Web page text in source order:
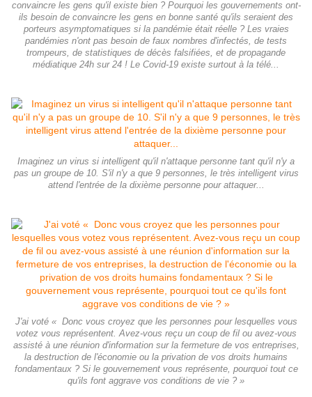
convaincre les gens qu'il existe bien ? Pourquoi les gouvernements ont-
ils besoin de convaincre les gens en bonne santé qu'ils seraient des
porteurs asymptomatiques si la pandémie était réelle ? Les vraies
pandémies n'ont pas besoin de faux nombres d'infectés, de tests
trompeurs, de statistiques de décès falsifiées, et de propagande
médiatique 24h sur 24 ! Le Covid-19 existe surtout à la télé...
Imaginez un virus si intelligent qu'il n'attaque personne tant qu'il n'y a
pas un groupe de 10. S'il n'y a que 9 personnes, le très intelligent virus
attend l'entrée de la dixième personne pour attaquer...
J'ai voté « Donc vous croyez que les personnes pour lesquelles vous
votez vous représentent. Avez-vous reçu un coup de fil ou avez-vous
assisté à une réunion d'information sur la fermeture de vos entreprises,
la destruction de l'économie ou la privation de vos droits humains
fondamentaux ? Si le gouvernement vous représente, pourquoi tout ce
qu'ils font aggrave vos conditions de vie ? »